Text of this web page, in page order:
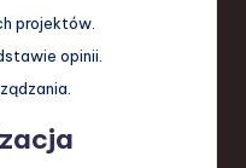
projektów.
opinii.